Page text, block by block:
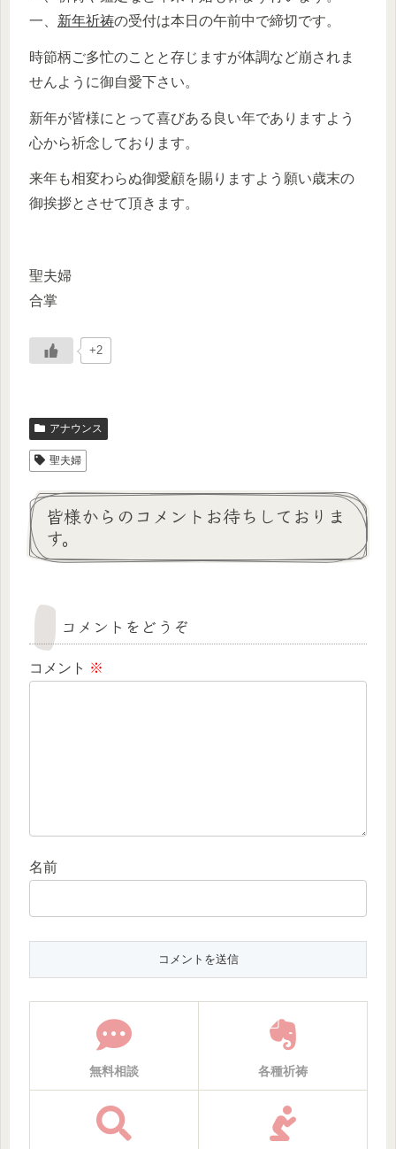
一、 新年祈祷の受付は本日の午前中で締切です。
時節柄ご多忙のことと存じますが体調など崩されま
せんように御自愛下さい。
新年が皆様にとって喜びある良い年でありますよう
心から祈念しております。
来年も相変わらぬ御愛顧を賜りますよう願い歳末の
御挨拶とさせて頂きます。
聖夫婦
合掌
+2
アナウンス
聖夫婦
皆様からのコメントお待ちしておりま
す。
コメントをどうぞ
コメント ※
名前
無料相談 各種祈祷